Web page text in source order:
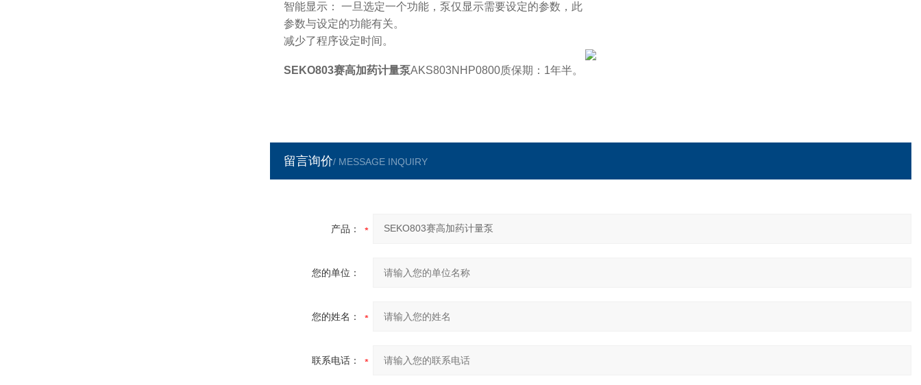
智能显示： 一旦选定一个功能，泵仅显示需要设定的参数，此
参数与设定的功能有关。
减少了程序设定时间。
SEKO803赛高加药计量泵AKS803NHP0800质保期：1年半。
留言询价/ MESSAGE INQUIRY
产品：
您的单位：
您的姓名：
联系电话：